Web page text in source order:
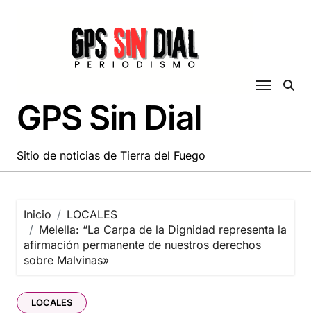
GPS Sin Dial
Sitio de noticias de Tierra del Fuego
Inicio
LOCALES
Melella: “La Carpa de la Dignidad representa la
afirmación permanente de nuestros derechos
sobre Malvinas»
LOCALES